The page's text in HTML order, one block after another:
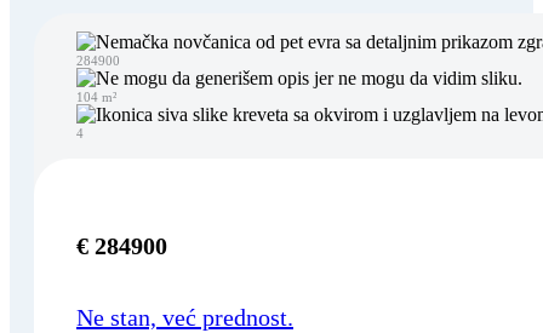
284900
104 m²
4
€ 284900
Ne stan, već prednost.